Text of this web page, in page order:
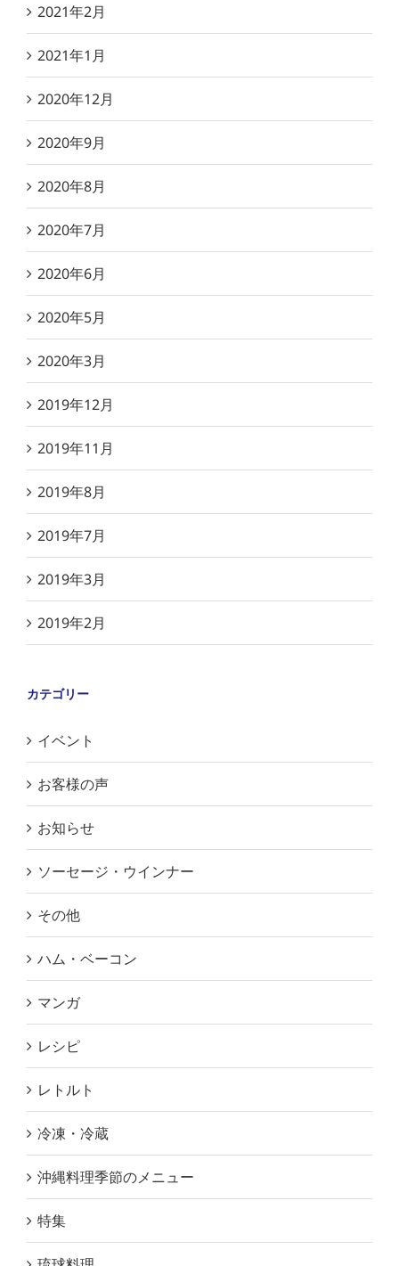
2021年2月
2021年1月
2020年12月
2020年9月
2020年8月
2020年7月
2020年6月
2020年5月
2020年3月
2019年12月
2019年11月
2019年8月
2019年7月
2019年3月
2019年2月
カテゴリー
イベント
お客様の声
お知らせ
ソーセージ・ウインナー
その他
ハム・ベーコン
マンガ
レシピ
レトルト
冷凍・冷蔵
沖縄料理季節のメニュー
特集